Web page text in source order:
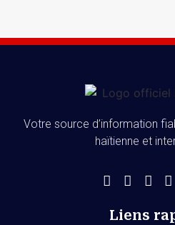
Votre source d’information
haïtienne et
Liens